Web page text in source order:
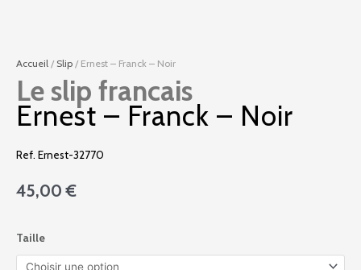
Accueil / Slip / Ernest – Franck – Noir
Le slip francais
Ernest – Franck – Noir
Ref. Ernest-32770
45,00€
Taille
de
Ernest